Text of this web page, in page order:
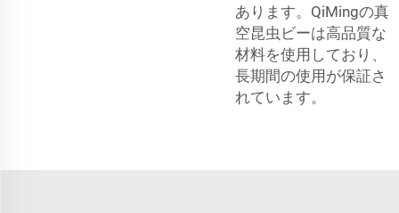
あります。QiMingの真
空昆虫ビーは高品質な
材料を使用しており、
長期間の使用が保証さ
れています。